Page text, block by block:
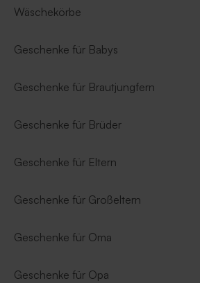
Wäschekörbe
Geschenke für Babys
Geschenke für Brautjungfern
Geschenke für Brüder
Geschenke für Eltern
Geschenke für Großeltern
Geschenke für Oma
Geschenke für Opa